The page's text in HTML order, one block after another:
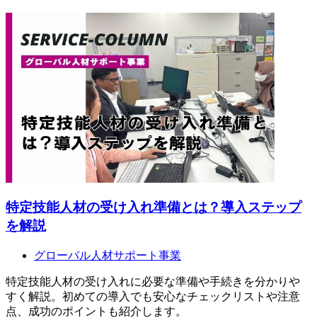
特定技能人材の受け入れ準備とは？導入ステップ
を解説
グローバル人材サポート事業
特定技能人材の受け入れに必要な準備や手続きを分かりや
すく解説。初めての導入でも安心なチェックリストや注意
点、成功のポイントも紹介します。